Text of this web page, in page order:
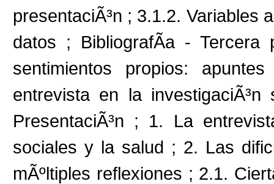
presentaciÃ³n ; 3.1.2. Variables
datos ; BibliografÃ­a -
sentimientos propios:
entrevista en la
PresentaciÃ³n ; 1. La
sociales y la salud ; 2. Las
mÃºltiples reflexiones ; 2.1.